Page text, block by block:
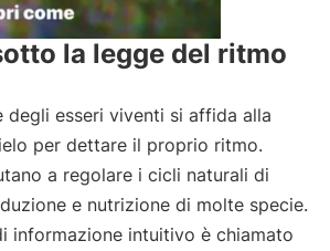
la legge del ritmo
degli esseri viventi si affida alla
per dettare il proprio ritmo.
a regolare i cicli naturali di
e nutrizione di molte specie.
informazione intuitivo è chiamato